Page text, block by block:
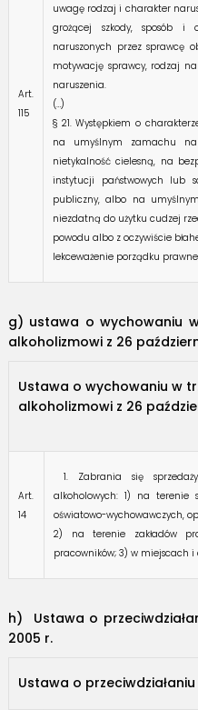
Art.
115
uwagę rodzaj i charakter
grożącej szkody, sposób i
naruszonych przez sprawcę
motywację sprawcy, rodzaj
naruszenia.
(…)
§ 21. Występkiem o
na umyślnym zamachu
nietykalność cielesną, na
instytucji państwowych lub
publiczny, albo na
niezdatną do użytku cudzej
powodu albo z oczywiście
lekceważenie porządku
g) ustawa o wychowaniu
alkoholizmowi z 26
Ustawa o wychowaniu w
alkoholizmowi z 26
Art.
14
1. Zabrania się
alkoholowych: 1) na terenie
oświatowo-wychowawczych,
2) na terenie zakładów
pracowników; 3) w miejscach
h) Ustawa o
2005 r.
Ustawa o